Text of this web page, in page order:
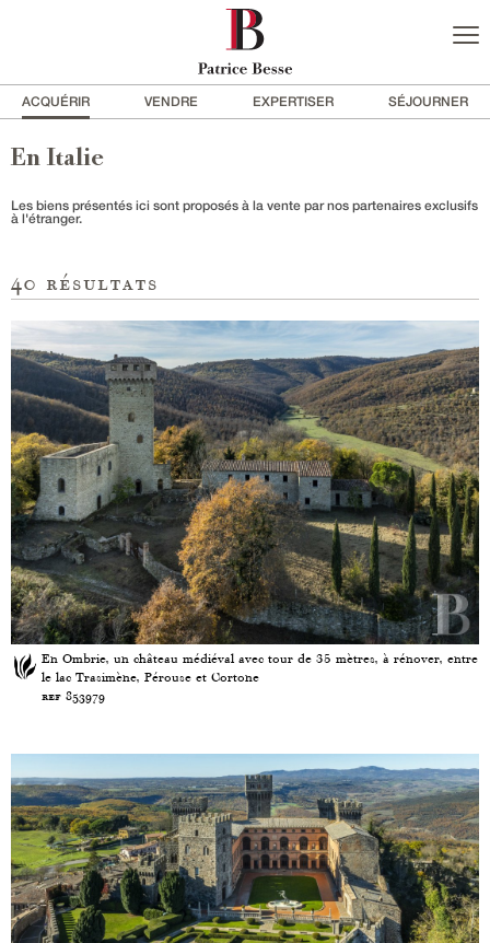
ACQUÉRIR VENDRE EXPERTISER SÉJOURNER
En Italie
Les biens présentés ici sont proposés à la vente par nos partenaires exclusifs
à l'étranger.
40 résultats
En Ombrie, un château médiéval avec tour de 35 mètres, à rénover, entre
le lac Trasimène, Pérouse et Cortone
ref 853979